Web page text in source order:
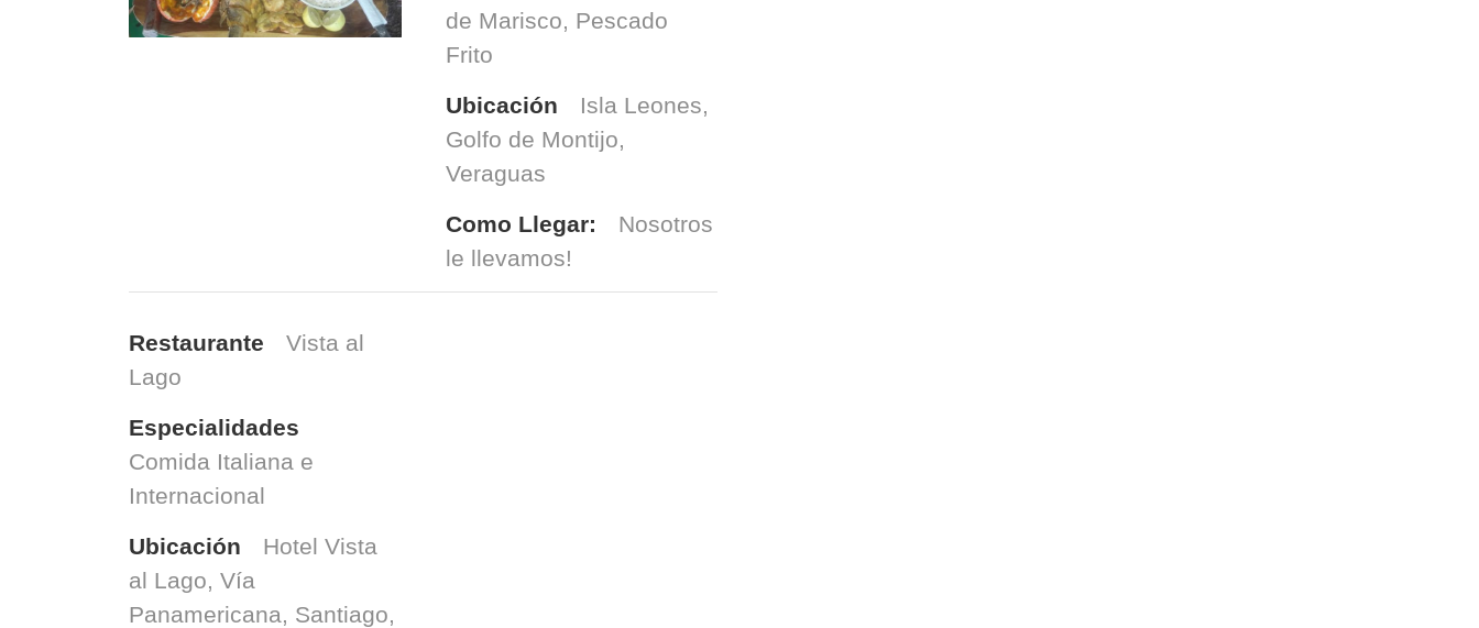
de Marisco, Pescado
Frito
Ubicación
Isla Leones,
Golfo de Montijo,
Veraguas
Como Llegar:
Nosotros
le llevamos!
Restaurante
Vista al
Lago
Especialidades
Comida Italiana e
Internacional
Ubicación
Hotel Vista
al Lago, Vía
Panamericana, Santiago,